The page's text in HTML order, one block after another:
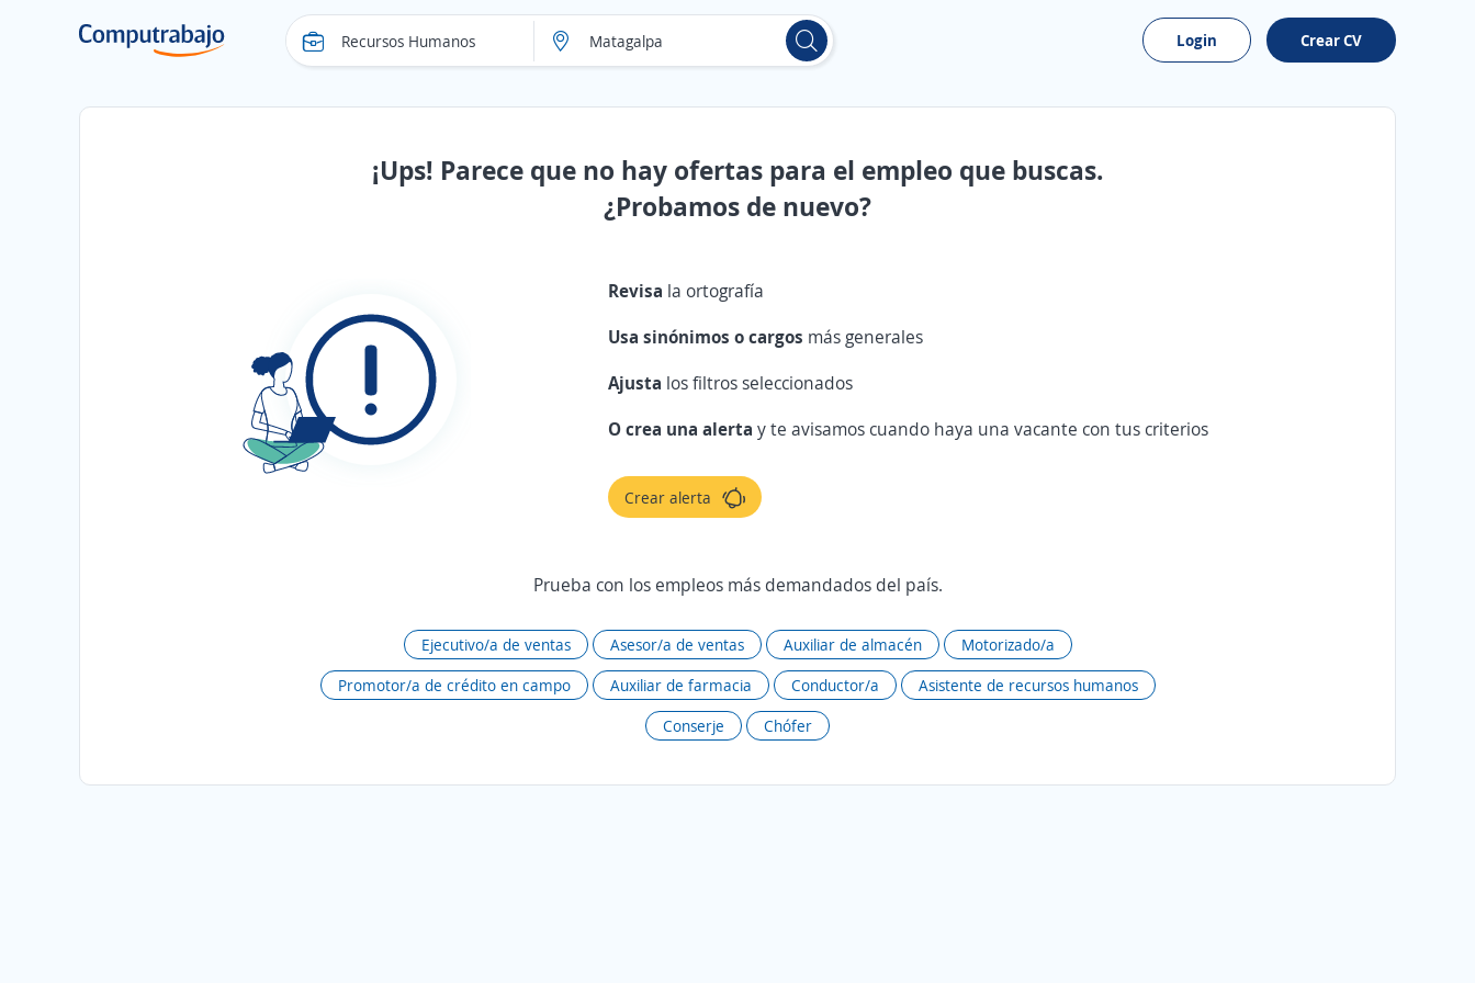
Login Crear CV
¡Ups! Parece que no hay ofertas para el empleo que buscas.
¿Probamos de nuevo?
Revisa la ortografía
Usa sinónimos o cargos más generales
Ajusta los filtros seleccionados
O crea una alertay te avisamos cuando haya una vacante con tus criterios
Crear alerta
Prueba con los empleos más demandados del país.
Ejecutivo/a de ventas Asesor/a de ventas Auxiliar de almacén
Motorizado/a
Promotor/a de crédito en campo
Auxiliar de farmacia Conductor/a
Asistente de recursos humanos
Conserje
Chófer